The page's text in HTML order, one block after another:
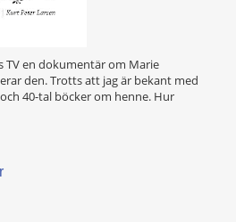
TV en dokumentär om Marie
den. Trotts att jag är bekant med
40-tal böcker om henne. Hur